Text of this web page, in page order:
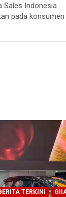
Sales Indonesia
pada konsumen
TERKINI